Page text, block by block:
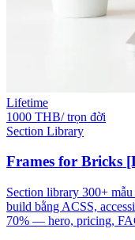
Lifetime
1000 THB/ trọn đời
Section Library
Frames for Bricks
Section library 300+
build bằng ACSS,
70% — hero, pricing,